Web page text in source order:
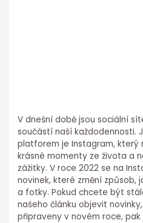
V dnešní době jsou sociální
součástí naší každodennosti.
platforem je Instagram, který
krásné momenty ze života a
zážitky. V roce 2022 se na
novinek, které změní způsob,
a fotky. Pokud chcete být
našeho článku objevit
připraveny v novém roce,